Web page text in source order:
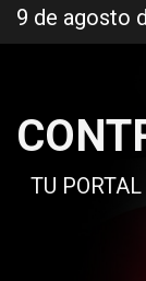
al
9 de agosto
TU